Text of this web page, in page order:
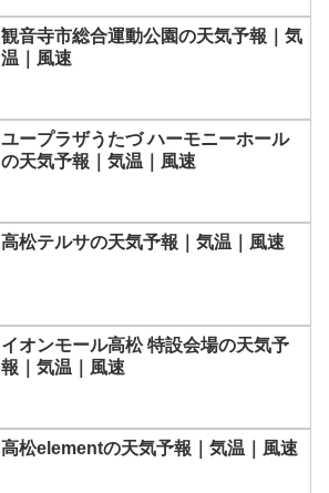
観音寺市総合運動公園の天気予報｜気
温｜風速
ユープラザうたづ ハーモニーホール
の天気予報｜気温｜風速
高松テルサの天気予報｜気温｜風速
イオンモール高松 特設会場の天気予
報｜気温｜風速
高松elementの天気予報｜気温｜風速